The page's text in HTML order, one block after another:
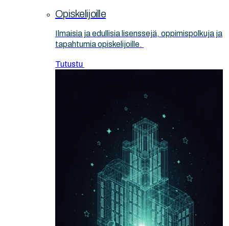
Opiskelijoille
Ilmaisia ja edullisia lisenssejä, oppimispolkuja ja
tapahtumia opiskelijoille.
Tutustu